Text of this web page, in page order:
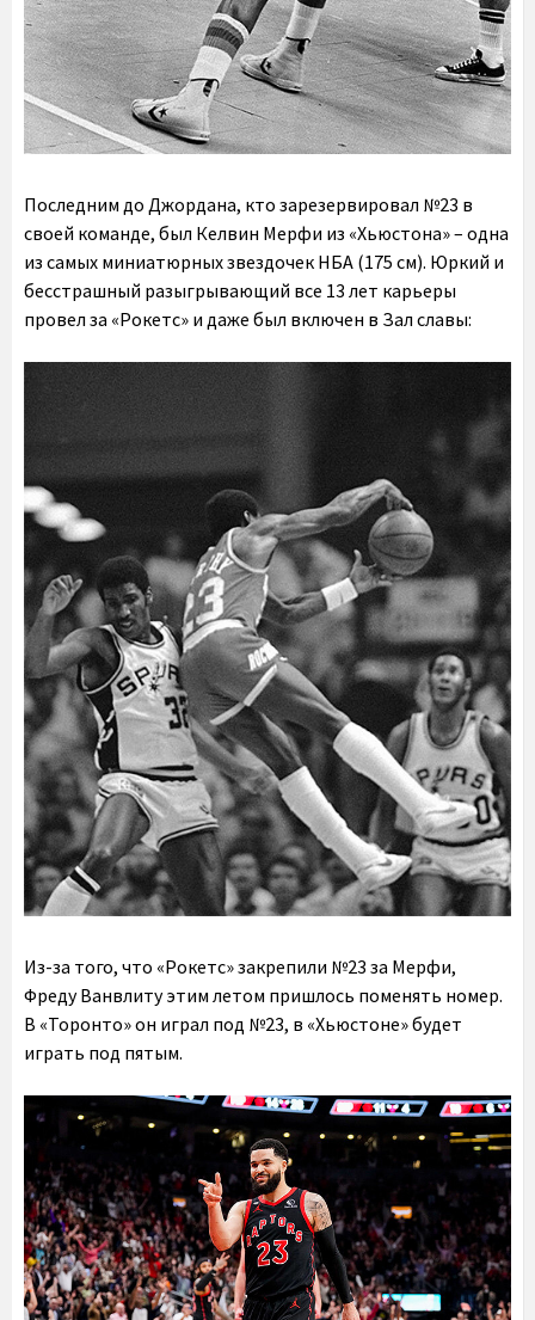
Последним до Джордана, кто зарезервировал №23 в
своей команде, был Келвин Мерфи из «Хьюстона» – одна
из самых миниатюрных звездочек НБА (175 см). Юркий и
бесстрашный разыгрывающий все 13 лет карьеры
провел за «Рокетс» и даже был включен в Зал славы:
Из-за того, что «Рокетс» закрепили №23 за Мерфи,
Фреду Ванвлиту этим летом пришлось поменять номер.
В «Торонто» он играл под №23, в «Хьюстоне» будет
играть под пятым.